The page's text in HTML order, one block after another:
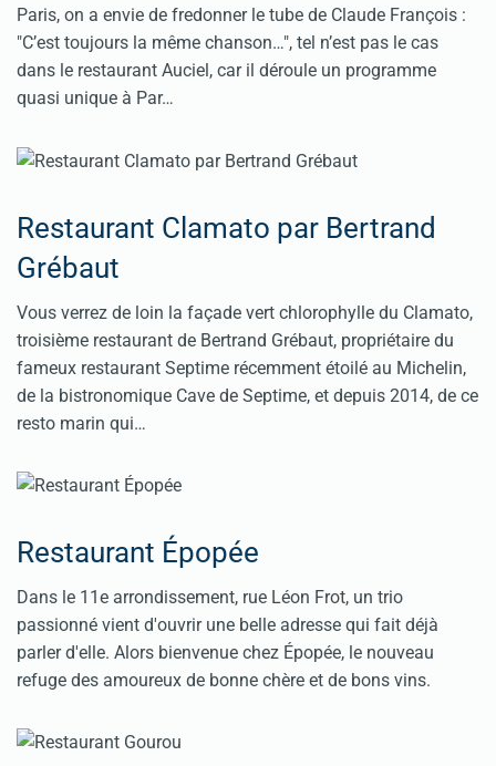
Paris, on a envie de fredonner le tube de Claude François :
"C’est toujours la même chanson…", tel n’est pas le cas
dans le restaurant Auciel, car il déroule un programme
quasi unique à Par…
Restaurant Clamato par Bertrand
Grébaut
Vous verrez de loin la façade vert chlorophylle du Clamato,
troisième restaurant de Bertrand Grébaut, propriétaire du
fameux restaurant Septime récemment étoilé au Michelin,
de la bistronomique Cave de Septime, et depuis 2014, de ce
resto marin qui…
Restaurant Épopée
Dans le 11e arrondissement, rue Léon Frot, un trio
passionné vient d'ouvrir une belle adresse qui fait déjà
parler d'elle. Alors bienvenue chez Épopée, le nouveau
refuge des amoureux de bonne chère et de bons vins.